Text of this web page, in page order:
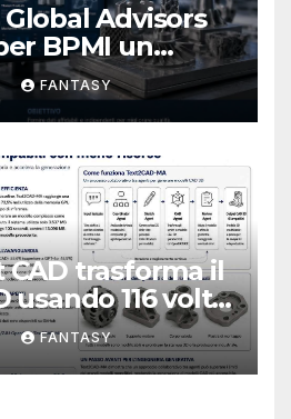
Advisors
BPMI un
la stampa 3D
alla filiera
FANTASY
trasforma il
usando 116 volte
FANTASY